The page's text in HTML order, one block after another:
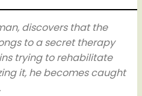
discovers that the
to a secret therapy
trying to rehabilitate
it, he becomes caught